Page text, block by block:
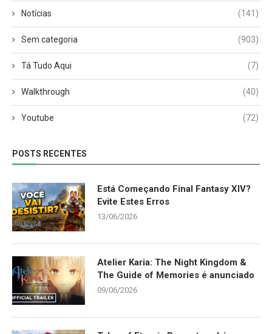
Notícias (141)
Sem categoria (903)
Tá Tudo Aqui (7)
Walkthrough (40)
Youtube (72)
POSTS RECENTES
Está Começando Final Fantasy XIV?
Evite Estes Erros
13/06/2026
Atelier Karia: The Night Kingdom &
The Guide of Memories é anunciado
09/06/2026